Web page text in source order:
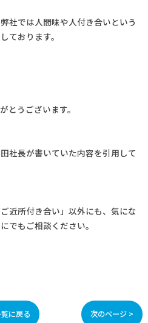
社では人間味や人付き合いという
ております。
とうございます。
社長が書いていた内容を引用して
近所付き合い」以外にも、気にな
でもご相談ください。
に戻る 次のページ >